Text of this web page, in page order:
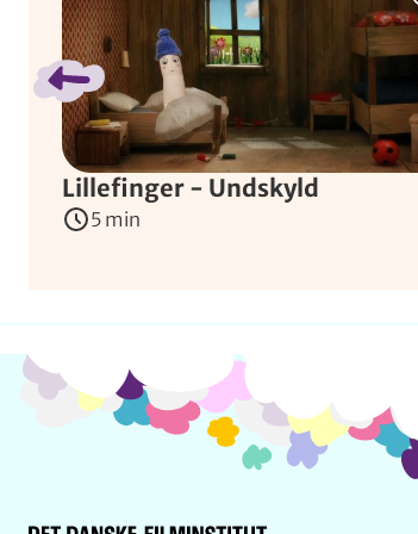
Lillefinger - Undskyld
5 min